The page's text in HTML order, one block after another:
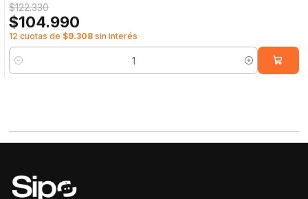
$122.330
$104.990
12 cuotas de $9.308 sin interés
Cantidad